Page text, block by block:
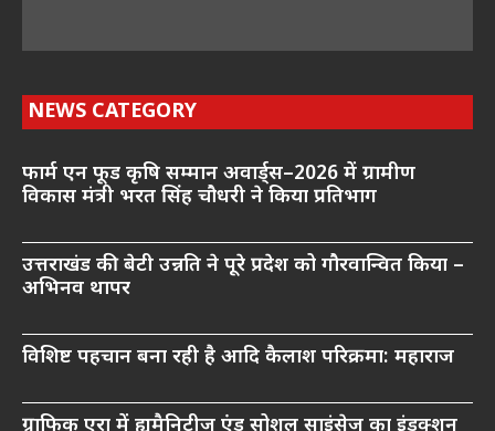
NEWS CATEGORY
फार्म एन फूड कृषि सम्मान अवार्ड्स–2026 में ग्रामीण
विकास मंत्री भरत सिंह चौधरी ने किया प्रतिभाग
उत्तराखंड की बेटी उन्नति ने पूरे प्रदेश को गौरवान्वित किया –
अभिनव थापर
विशिष्ट पहचान बना रही है आदि कैलाश परिक्रमा: महाराज
ग्राफिक एरा में ह्यूमैनिटीज एंड सोशल साइंसेज का इंडक्शन